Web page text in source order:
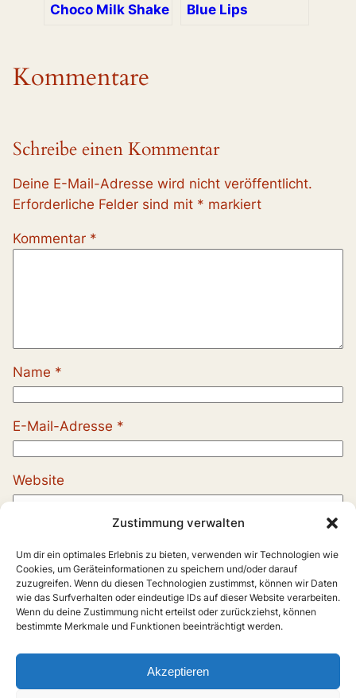
Zustimmung verwalten
Um dir ein optimales Erlebnis zu bieten, verwenden wir Technologien wie
Cookies, um Geräteinformationen zu speichern und/oder darauf
zuzugreifen. Wenn du diesen Technologien zustimmst, können wir Daten
wie das Surfverhalten oder eindeutige IDs auf dieser Website verarbeiten.
Wenn du deine Zustimmung nicht erteilst oder zurückziehst, können
bestimmte Merkmale und Funktionen beeinträchtigt werden.
Akzeptieren
Choco Milk Shake Blue Lips
Kommentare
Schreibe einen Kommentar
Deine E-Mail-Adresse wird nicht veröffentlicht.
Erforderliche Felder sind mit * markiert
Kommentar *
Name *
E-Mail-Adresse *
Website